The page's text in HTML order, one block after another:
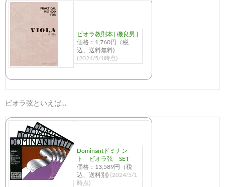
ビオラ教則本 [ 磯良男 ]
価格：1,760円（税
込、送料無料)
(2024/5/1時点)
ビオラ弦といえば…
Dominantドミナン
ト ビオラ弦 SET
価格：13,589円（税
込、送料別) (2024/5/1
時点)